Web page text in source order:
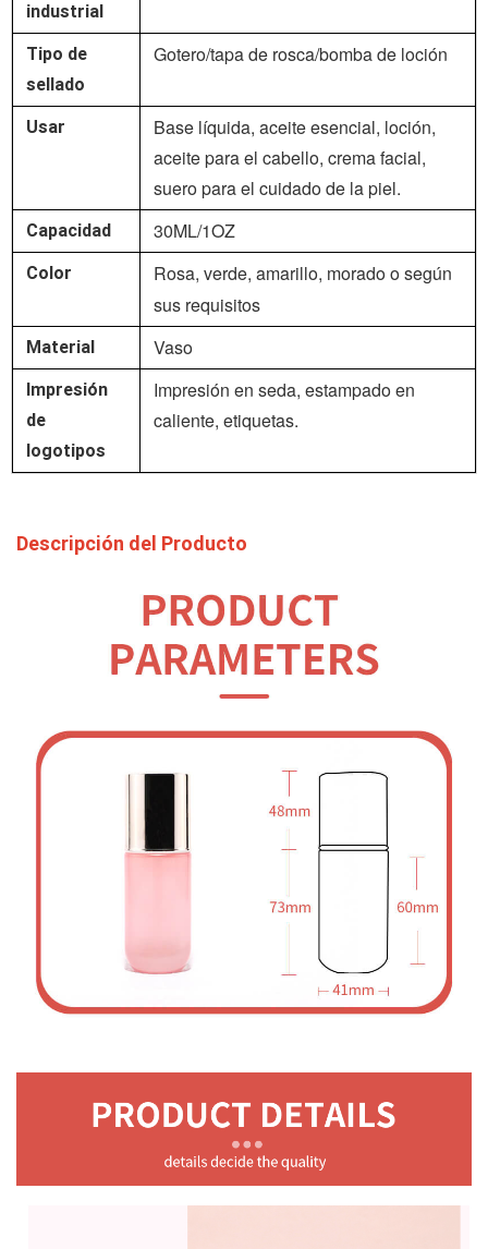
industrial
Tipo de
sellado
Gotero/tapa de rosca/bomba de loción
Usar
Base líquida, aceite esencial, loción,
aceite para el cabello, crema facial,
suero para el cuidado de la piel.
Capacidad 30ML/1OZ
Color Rosa, verde, amarillo, moradoo según
sus requisitos
Material Vaso
Impresión
de
logotipos
Impresión en seda, estampado en
caliente, etiquetas.
Descripción del Producto